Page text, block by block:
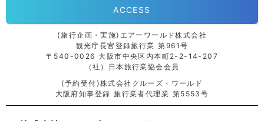
ACCESS
⟨旅行企画・実施⟩エアーワールド株式会社
観光庁長官登録旅行業 第961号
〒540-0026 大阪市中央区内本町2-2-14-207
（社）日本旅行業協会会員
⟨予約受付⟩株式会社クルーズ・ワールド
大阪府知事登録 旅行業者代理業 第5553号